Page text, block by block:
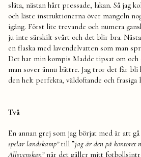
släta, nästan hårt pressade, lakan. Så jag
och läste instruktionerna över mangeln
igång. Först lite trevande och numera
ju inte särskilt svårt och det blir bra.
en flaska med lavendelvatten som man
Det har min kompis Madde tipsat om och
man sover ännu bättre. Jag tror det får
den helt perfekta, väldoftande och frasiga
Två
En annan grej som jag börjat med är att
spelar landskamp”till ”jag är den på kontoret
Allsvenskan”när det gäller mitt